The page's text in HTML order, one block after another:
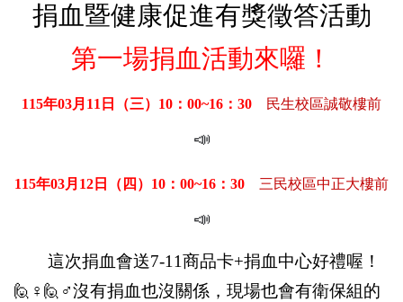
捐血暨健康促進有獎徵答活動
第一場捐血活動來囉 ！
115年03月11日（三）10：00~16：30 民生校區誠敬樓前
📣
115年03月12日（四）10：00~16：30 三民校區中正大樓前
📣
這次捐血會送7-11商品卡+捐血中心好禮喔！
🙋 ♀️ 🙋 ♂️沒有捐血也沒關係，現場也會有衛保組的